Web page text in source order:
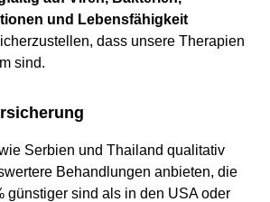
und Lebensfähigkeit
dass unsere Therapien
sind.
Serbien und Thailand qualitativ
Behandlungen anbieten, die
günstiger sind als in den USA oder